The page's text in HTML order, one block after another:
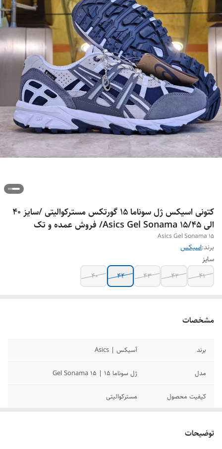
کتونی اسیکس ژل سوناما 15 گورتکس مسترکوالیتی /سایز 40
الی 45/Asics Gel Sonama 15/ فروش عمده و تک
Asics Gel Sonama 15
برند:اسیکس
سایز
41
42
43
44
40
مشخصات
برند آسیکس | Asics
مدل ژل سوناما 15 | Gel Sonama 15
کیفیت محصول مسترکوالیتی
توضیحات